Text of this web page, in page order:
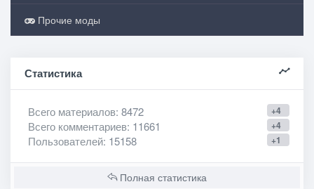
Прочие моды
Статистика
+4
Всего материалов: 8472
+4
Всего комментариев: 11661
+1
Пользователей: 15158
Полная статистика